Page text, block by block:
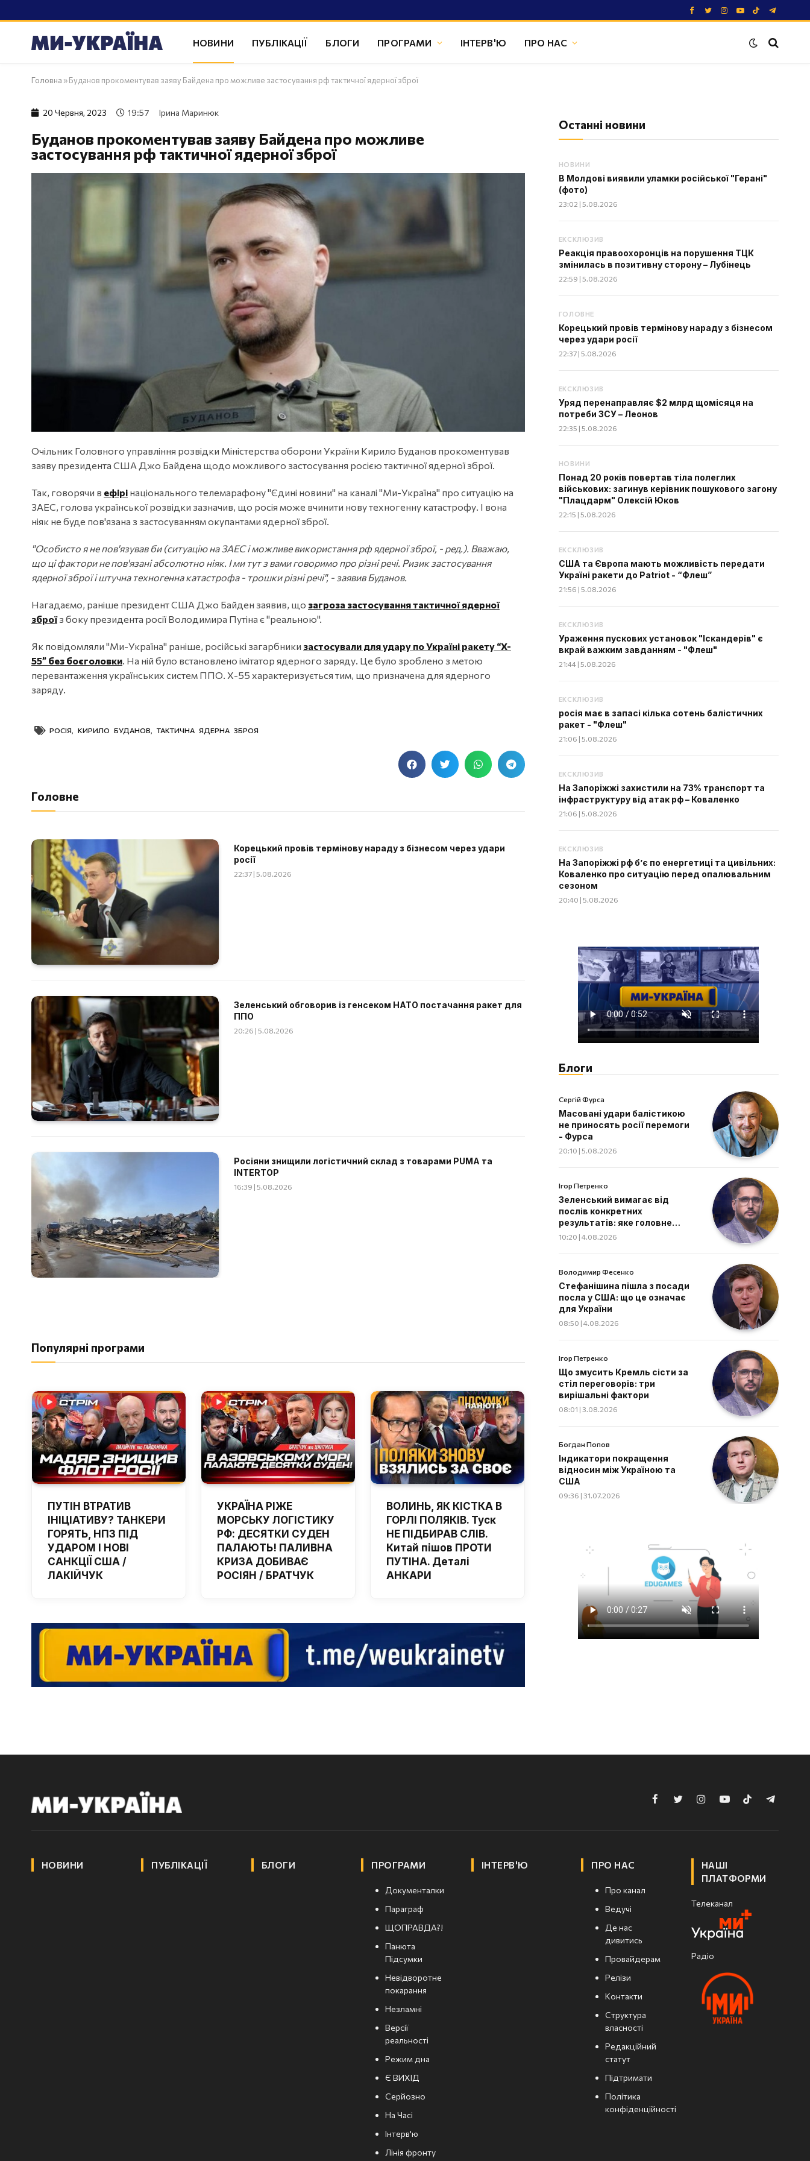
Facebook
TwitterInstagram
YouTube
TikTokTelegram
НОВИНИ ПУБЛІКАЦІЇ БЛОГИ ПРОГРАМИ ІНТЕРВ'Ю ПРО НАС
Головна »Буданов прокоментував заяву Байдена про можливе застосування рф тактичної ядерної зброї
20 Червня, 2023 19:57 Ірина Маринюк
Буданов прокоментував заяву Байдена про можливе
застосування рф тактичної ядерної зброї
Очільник Головного управління розвідки Міністерства оборони України Кирило Буданов прокоментував
заяву президента США Джо Байдена щодо можливого застосування росією тактичної ядерної зброї.
Так, говорячи в ефірі національного телемарафону "Єдині новини" на каналі "Ми-Україна" про ситуацію на
ЗАЕС, голова української розвідки зазначив, що росія може вчинити нову техногенну катастрофу. І вона
ніяк не буде пов'язана з застосуванням окупантами ядерної зброї.
"Особисто я не пов'язував би (ситуацію на ЗАЕС і можливе використання рф ядерної зброї, - ред.). Вважаю,
що ці фактори не пов'язані абсолютно ніяк. І ми тут з вами говоримо про різні речі. Ризик застосування
ядерної зброї і штучна техногенна катастрофа - трошки різні речі", - заявив Буданов.
Нагадаємо, раніше президент США Джо Байден заявив, що загроза застосування тактичної ядерної
зброїз боку президента росії Володимира Путіна є "реальною".
Як повідомляли "Ми-Україна" раніше, російські загарбники застосували для удару по Україні ракету “X-
55” без боєголовки. На ній було встановлено імітатор ядерного заряду. Це було зроблено з метою
перевантаження українських систем ППО. Х-55 характеризується тим, що призначена для ядерного
заряду.
РОСІЯ, КИРИЛО БУДАНОВ, ТАКТИЧНА ЯДЕРНА ЗБРОЯ
Головне
Корецький провів термінову нараду з бізнесом через удари
росії
22:37 | 5.08.2026
Зеленський обговорив із генсеком НАТО постачання ракет для
ППО
20:26 | 5.08.2026
Росіяни знищили логістичний склад з товарами PUMA та
INTERTOP
16:39 | 5.08.2026
Популярні програми
ПУТІН ВТРАТИВ
ІНІЦІАТИВУ? ТАНКЕРИ
ГОРЯТЬ, НПЗ ПІД
УДАРОМ І НОВІ
САНКЦІЇ США /
ЛАКІЙЧУК
УКРАЇНА РІЖЕ
МОРСЬКУ ЛОГІСТИКУ
РФ: ДЕСЯТКИ СУДЕН
ПАЛАЮТЬ! ПАЛИВНА
КРИЗА ДОБИВАЄ
РОСІЯН / БРАТЧУК
ВОЛИНЬ, ЯК КІСТКА В
ГОРЛІ ПОЛЯКІВ. Туск
НЕ ПІДБИРАВ СЛІВ.
Китай пішов ПРОТИ
ПУТІНА. Деталі
АНКАРИ
Останні новини
НОВИНИ
В Молдові виявили уламки російської "Герані"
(фото)
23:02 | 5.08.2026
ЕКСКЛЮЗИВ
Реакція правоохоронців на порушення ТЦК
змінилась в позитивну сторону – Лубінець
22:59 | 5.08.2026
ГОЛОВНЕ
Корецький провів термінову нараду з бізнесом
через удари росії
22:37 | 5.08.2026
ЕКСКЛЮЗИВ
Уряд перенаправляє $2 млрд щомісяця на
потреби ЗСУ – Леонов
22:35 | 5.08.2026
НОВИНИ
Понад 20 років повертав тіла полеглих
військових: загинув керівник пошукового загону
"Плацдарм" Олексій Юков
22:15 | 5.08.2026
ЕКСКЛЮЗИВ
США та Європа мають можливість передати
Україні ракети до Patriot - “Флеш”
21:56 | 5.08.2026
ЕКСКЛЮЗИВ
Ураження пускових установок "Іскандерів" є
вкрай важким завданням - "Флеш"
21:44 | 5.08.2026
ЕКСКЛЮЗИВ
росія має в запасі кілька сотень балістичних
ракет - "Флеш"
21:06 | 5.08.2026
ЕКСКЛЮЗИВ
На Запоріжжі захистили на 73% транспорт та
інфраструктуру від атак рф – Коваленко
21:06 | 5.08.2026
ЕКСКЛЮЗИВ
На Запоріжжі рф б’є по енергетиці та цивільних:
Коваленко про ситуацію перед опалювальним
сезоном
20:40 | 5.08.2026
Блоги
Сергій Фурса
Масовані удари балістикою
не приносять росії перемоги
- Фурса
20:10 | 5.08.2026
Ігор Петренко
Зеленський вимагає від
послів конкретних
результатів: яке головне
завдання дипломатів
10:20 | 4.08.2026
Володимир Фесенко
Стефанішина пішла з посади
посла у США: що це означає
для України
08:50 | 4.08.2026
Ігор Петренко
Що змусить Кремль сісти за
стіл переговорів: три
вирішальні фактори
08:01 | 3.08.2026
Богдан Попов
Індикатори покращення
відносин між Україною та
США
09:36 | 31.07.2026
FacebookTwitterInstagramYouTubeTikTokTelegram
НОВИНИ ПУБЛІКАЦІЇ БЛОГИ ПРОГРАМИ
Документалки
Параграф
ЩОПРАВДА?!
Панюта
Підсумки
Невідворотне
покарання
Незламні
Версії
реальності
Режим дна
Є ВИХІД
Серйозно
На Часі
Інтерв'ю
Лінія фронту
ІНТЕРВ'Ю ПРО НАС
Про канал
Ведучі
Де нас
дивитись
Провайдерам
Релізи
Контакти
Структура
власності
Редакційний
статут
Підтримати
Політика
конфіденційності
НАШІ
ПЛАТФОРМИ
Телеканал
Радіо